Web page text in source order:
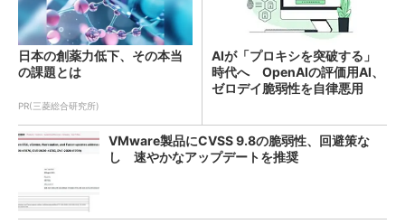
日本の創薬力低下、その本当
の課題とは
PR(三菱総合研究所)
AIが「プロキシを突破する」
時代へ OpenAIの評価用AI、
ゼロデイ脆弱性を自律悪用
VMware製品にCVSS 9.8の脆弱性、回避策な
し 速やかなアップデートを推奨